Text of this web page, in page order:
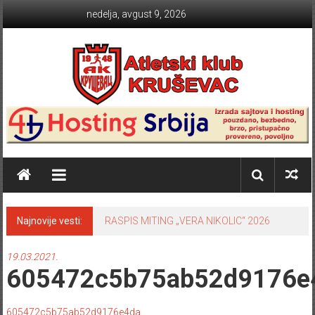
nedelja, avgust 9, 2026
Atletski klub KRUŠEVAC
Najnovije vesti: RASPIS MITING „VERA NIKOLIC“ 2026
19.03.2021.
605472c5b75ab52d9176e4da